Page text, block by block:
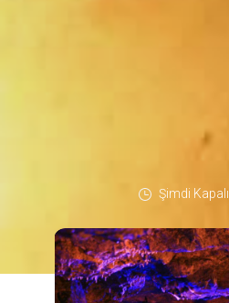
Şimdi Kapalı